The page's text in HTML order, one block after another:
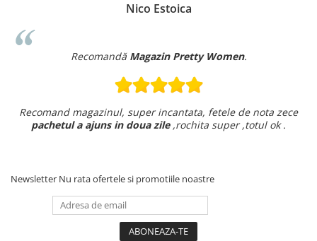
Nico Estoica
Recomandă Magazin Pretty Women.
Recomand magazinul, super incantata, fetele de nota zece
pachetul a ajuns in doua zile,rochita super ,totul ok .
Newsletter Nu rata ofertele si promotiile noastre